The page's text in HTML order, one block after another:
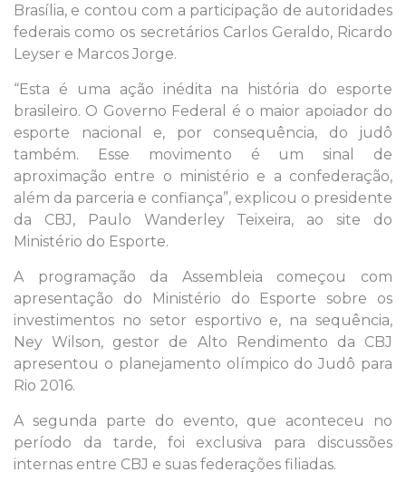
Brasília, e contou com a participação de autoridades
federais como os secretários Carlos Geraldo, Ricardo
Leyser e Marcos Jorge.
“Esta é uma ação inédita na história do esporte
brasileiro. O Governo Federal é o maior apoiador do
esporte nacional e, por consequência, do judô
também. Esse movimento é um sinal de
aproximação entre o ministério e a confederação,
além da parceria e confiança”, explicou o presidente
da CBJ, Paulo Wanderley Teixeira, ao site do
Ministério do Esporte.
A programação da Assembleia começou com
apresentação do Ministério do Esporte sobre os
investimentos no setor esportivo e, na sequência,
Ney Wilson, gestor de Alto Rendimento da CBJ
apresentou o planejamento olímpico do Judô para
Rio 2016.
A segunda parte do evento, que aconteceu no
período da tarde, foi exclusiva para discussões
internas entre CBJ e suas federações filiadas.